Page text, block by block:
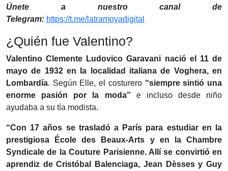
Únete a nuestro canal de
Telegram: https://t.me/latramoyadigital
¿Quién fue Valentino?
Valentino Clemente Ludovico Garavani nació el 11 de
mayo de 1932 en la localidad italiana de Voghera, en
Lombardía. Según Elle, el costurero “siempre sintió una
enorme pasión por la moda” e incluso desde niño
ayudaba a su tía modista.
“Con 17 años se trasladó a París para estudiar en la
prestigiosa École des Beaux-Arts y en la Chambre
Syndicale de la Couture Parisienne. Allí se convirtió en
aprendiz de Cristóbal Balenciaga, Jean Dèsses y Guy